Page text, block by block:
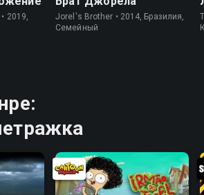
2019,
Jorel's Brother • 2014, Бразилия,
Cемейный